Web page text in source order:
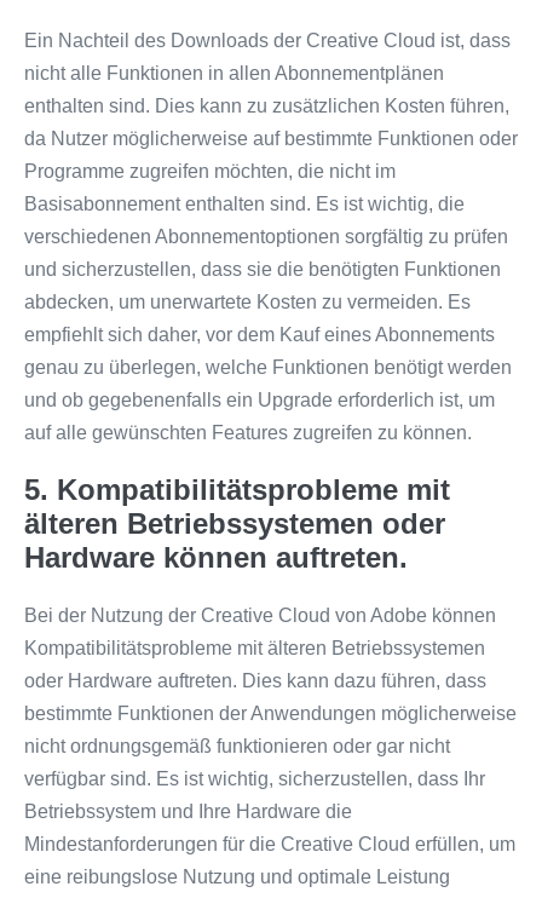
Ein Nachteil des Downloads der Creative Cloud ist, dass
nicht alle Funktionen in allen Abonnementplänen
enthalten sind. Dies kann zu zusätzlichen Kosten führen,
da Nutzer möglicherweise auf bestimmte Funktionen oder
Programme zugreifen möchten, die nicht im
Basisabonnement enthalten sind. Es ist wichtig, die
verschiedenen Abonnementoptionen sorgfältig zu prüfen
und sicherzustellen, dass sie die benötigten Funktionen
abdecken, um unerwartete Kosten zu vermeiden. Es
empfiehlt sich daher, vor dem Kauf eines Abonnements
genau zu überlegen, welche Funktionen benötigt werden
und ob gegebenenfalls ein Upgrade erforderlich ist, um
auf alle gewünschten Features zugreifen zu können.
5. Kompatibilitätsprobleme mit
älteren Betriebssystemen oder
Hardware können auftreten.
Bei der Nutzung der Creative Cloud von Adobe können
Kompatibilitätsprobleme mit älteren Betriebssystemen
oder Hardware auftreten. Dies kann dazu führen, dass
bestimmte Funktionen der Anwendungen möglicherweise
nicht ordnungsgemäß funktionieren oder gar nicht
verfügbar sind. Es ist wichtig, sicherzustellen, dass Ihr
Betriebssystem und Ihre Hardware die
Mindestanforderungen für die Creative Cloud erfüllen, um
eine reibungslose Nutzung und optimale Leistung